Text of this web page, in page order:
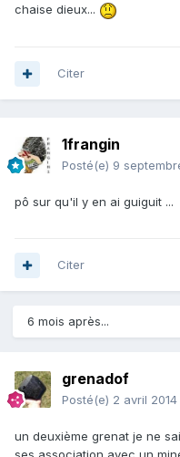
chaise dieux...
Citer
1frangin
Posté(e) 9
pô sur qu'il y en ai guiguit ...
Citer
6 mois après...
grenadof
Posté(e) 2 avril 2014
un deuxième grenat je ne